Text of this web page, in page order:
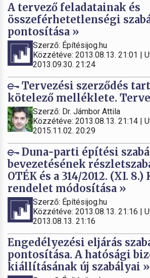
A tervező feladatainak és
összeférhetetlenségi
pontosítása »
Szerző: Építésijog.hu
Közzétéve: 2013.08.13. 21:01 |
2013.09.30. 21:24
Tervezési szerződés
kötelező melléklete.
Szerző: Dr. Jámbor Attila
Közzétéve: 2013.08.13. 21:14 |
2015.11.02. 20:29
Duna-parti építési
bevezetésének
OTÉK és a 314/2012. (XI. 8.)
rendelet módosítása »
Szerző: Építésijog.hu
Közzétéve: 2013.08.13. 21:16 |
2013.08.13. 21:16
Engedélyezési eljárás
pontosítása. A hatósági
kiállításának új szabályai »